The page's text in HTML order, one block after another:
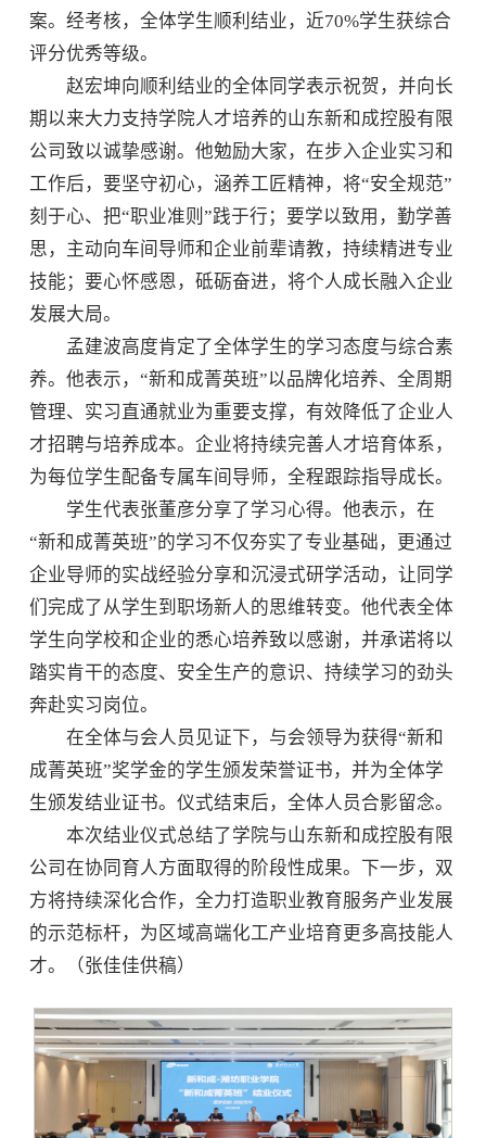
案。经考核，全体学生顺利结业，近70%学生获综合
评分优秀等级。
赵宏坤向顺利结业的全体同学表示祝贺，并向长
期以来大力支持学院人才培养的山东新和成控股有限
公司致以诚挚感谢。他勉励大家，在步入企业实习和
工作后，要坚守初心，涵养工匠精神，将“安全规范”
刻于心、把“职业准则”践于行；要学以致用，勤学善
思，主动向车间导师和企业前辈请教，持续精进专业
技能；要心怀感恩，砥砺奋进，将个人成长融入企业
发展大局。
孟建波高度肯定了全体学生的学习态度与综合素
养。他表示，“新和成菁英班”以品牌化培养、全周期
管理、实习直通就业为重要支撑，有效降低了企业人
才招聘与培养成本。企业将持续完善人才培育体系，
为每位学生配备专属车间导师，全程跟踪指导成长。
学生代表张董彦分享了学习心得。他表示，在
“新和成菁英班”的学习不仅夯实了专业基础，更通过
企业导师的实战经验分享和沉浸式研学活动，让同学
们完成了从学生到职场新人的思维转变。他代表全体
学生向学校和企业的悉心培养致以感谢，并承诺将以
踏实肯干的态度、安全生产的意识、持续学习的劲头
奔赴实习岗位。
在全体与会人员见证下，与会领导为获得“新和
成菁英班”奖学金的学生颁发荣誉证书，并为全体学
生颁发结业证书。仪式结束后，全体人员合影留念。
本次结业仪式总结了学院与山东新和成控股有限
公司在协同育人方面取得的阶段性成果。下一步，双
方将持续深化合作，全力打造职业教育服务产业发展
的示范标杆，为区域高端化工产业培育更多高技能人
才。（张佳佳供稿）